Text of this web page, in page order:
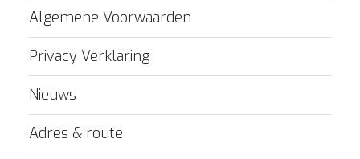
Algemene Voorwaarden
Privacy Verklaring
Nieuws
Adres & route